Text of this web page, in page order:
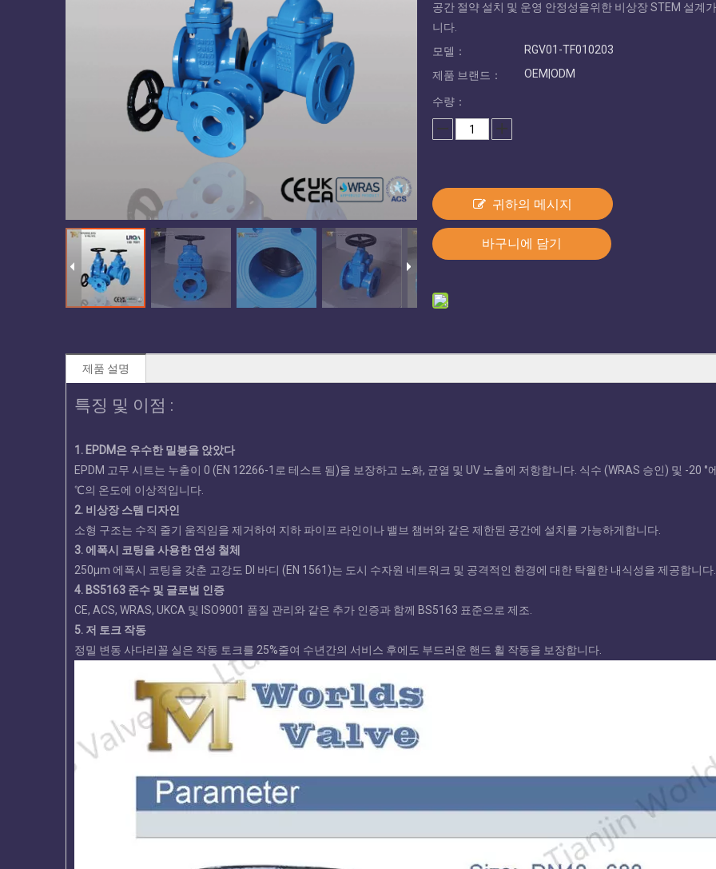
공간 절약 설치 및 운영 안정성을위한 비상장 STEM 설계
니다.
모델：
RGV01-TF010203
제품 브랜드：
OEM|ODM
수량：
귀하의 메시지
바구니에 담기
제품 설명
특징 및 이점 :
1. EPDM은 우수한 밀봉을 앉았다
EPDM 고무 시트는 누출이 0 (EN 12266-1로 테스트 됨)을 보장하고 노화, 균열 및 UV 노출에 저항합니다. 식수 (WRAS 승인) 및 -20 °
℃의 온도에 이상적입니다.
2. 비상장 스템 디자인
소형 구조는 수직 줄기 움직임을 제거하여 지하 파이프 라인이나 밸브 챔버와 같은 제한된 공간에 설치를 가능하게합니다.
3. 에폭시 코팅을 사용한 연성 철체
250μm 에폭시 코팅을 갖춘 고강도 DI 바디 (EN 1561)는 도시 수자원 네트워크 및 공격적인 환경에 대한 탁월한 내식성을 제공합니다.
4. BS5163 준수 및 글로벌 인증
CE, ACS, WRAS, UKCA 및 ISO9001 품질 관리와 같은 추가 인증과 함께 BS5163 표준으로 제조.
5. 저 토크 작동
정밀 변동 사다리꼴 실은 작동 토크를 25%줄여 수년간의 서비스 후에도 부드러운 핸드 휠 작동을 보장합니다.
전체 PFA 라이닝 웨이
지 U 섹션 버터